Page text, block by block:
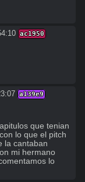
ac1950
a139e9
que tenian
lo que el pitch
la cantaban
mi hermano
lo